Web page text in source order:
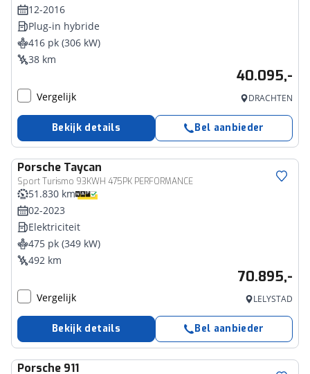
12-2016
Plug-in hybride
416 pk (306 kW)
38 km
40.095,-
Vergelijk DRACHTEN
Bekijk details Bel aanbieder
Porsche Taycan
Sport Turismo 93KWH 475PK PERFORMANCE
51.830 km
02-2023
Elektriciteit
475 pk (349 kW)
492 km
70.895,-
Vergelijk LELYSTAD
Bekijk details Bel aanbieder
Porsche 911